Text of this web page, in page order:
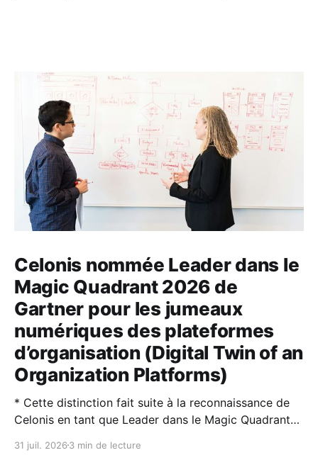
Celonis nommée Leader dans le
Magic Quadrant 2026 de
Gartner pour les jumeaux
numériques des plateformes
d’organisation (Digital Twin of an
Organization Platforms)
* Cette distinction fait suite à la reconnaissance de
Celonis en tant que Leader dans le Magic Quadrant™
31 juil. 2026 3 min de lecture